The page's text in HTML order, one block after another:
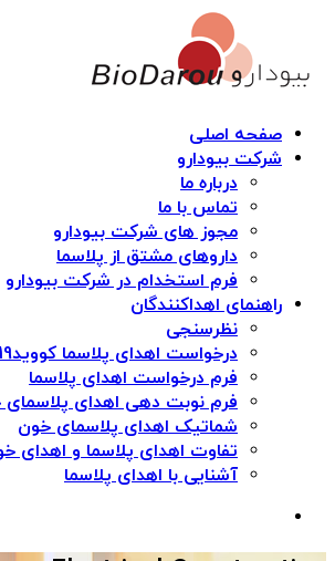
صفحه اصلی
شرکت بیودارو
درباره ما
تماس با ما
مجوز های شرکت بیودارو
داروهای مشتق از پلاسما
فرم استخدام در شرکت بیودارو
راهنمای اهداکنندگان
نظرسنجی
درخواست اهدای پلاسما کووید19
فرم درخواست اهدای پلاسما
فرم نوبت دهی اهدای
شماتیک اهدای پلاسمای خون
تفاوت اهدای پلاسما و اهدای
آشنایی با اهدای پلاسما